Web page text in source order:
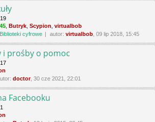
19
Butryk Scypion virtualbob
cyfrowe autor: virtualbob , 09 lip 2018, 15:45
i prośby o pomoc
17
doctor, 30 cze 2021, 22:01
Facebooku
1